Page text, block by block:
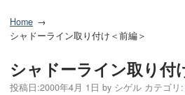
Home
シャドーライン取り付け＜前編＞
シャドーライン取り付
投稿日:2000年4月 1日 by シゲル カテゴリ: